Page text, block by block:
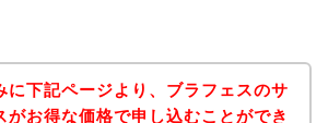
に下記ページより、ブラフェスのサ
がお得な価格で申し込むことができ